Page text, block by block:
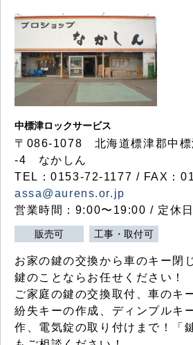
中標津ロックサービス
〒086-1078 北海道標津郡中標
-4 なかしん
TEL：0153-72-1177 / FAX：
assa@aurens.or.jp
営業時間：9:00〜19:00 / 定休
販売可 工事・取付可
お家の鍵の交換から車のキー閉
鍵のことならお任せください！
ご家庭の鍵の交換取付、車のキ
紛失キーの作成、ディンプルキ
作、電気錠の取り付けまで！「